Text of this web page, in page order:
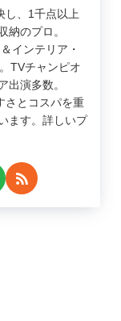
し、1千点以上
納のプロ。
インテリア・
TVチャンピオ
出演多数。
さとコスパを重
ます。詳しいプ